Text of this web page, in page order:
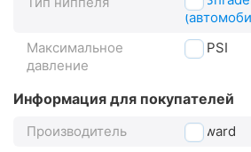
Максимальное
давление
80 PSI
Информация для покупателей
Производитель
Forward